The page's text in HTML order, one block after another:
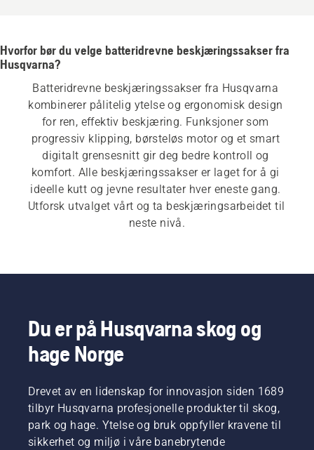
Hvorfor bør du velge batteridrevne beskjæringssakser fra
Husqvarna?
Batteridrevne beskjæringssakser fra Husqvarna
kombinerer pålitelig ytelse og ergonomisk design
for ren, effektiv beskjæring. Funksjoner som
progressiv klipping, børsteløs motor og et smart
digitalt grensesnitt gir deg bedre kontroll og
komfort. Alle beskjæringssakser er laget for å gi
ideelle kutt og jevne resultater hver eneste gang.
Utforsk utvalget vårt og ta beskjæringsarbeidet til
neste nivå.
Du er på Husqvarna skog og
hage Norge
Drevet av en lidenskap for innovasjon siden 1689
tilbyr Husqvarna profesjonelle produkter til skog,
park og hage. Ytelse og bruk oppfyller kravene til
sikkerhet og miljø i våre banebrytende